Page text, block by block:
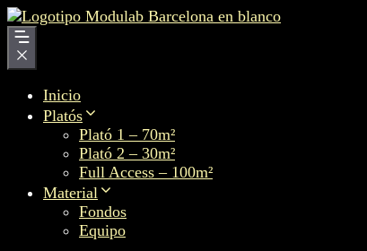
Saltar
al
contenido
Inicio
Platós
Plató 1 – 70m²
Plató 2 – 30m²
Full Access – 100m²
Material
Fondos
Equipo